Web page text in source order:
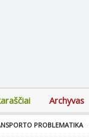
Archyvas
PROBLEMATIKA